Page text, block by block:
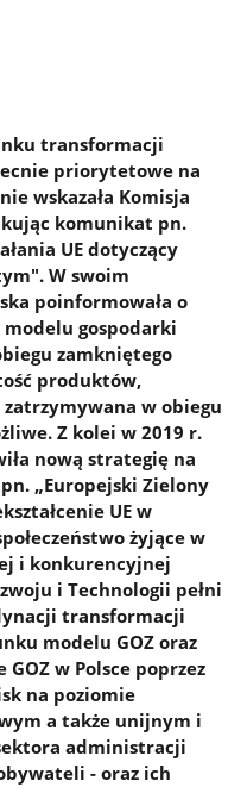
transformacji
priorytetowe na
wskazała Komisja
komunikat pn.
UE dotyczący
W swoim
poinformowała o
gospodarki
zamkniętego
produktów,
w obiegu
Z kolei w 2019 r.
nową strategię na
„Europejski Zielony
UE w
żyjące w
i konkurencyjnej
i Technologii pełni
transformacji
modelu GOZ oraz
w Polsce poprzez
na poziomie
a także unijnym i
administracji
- oraz ich